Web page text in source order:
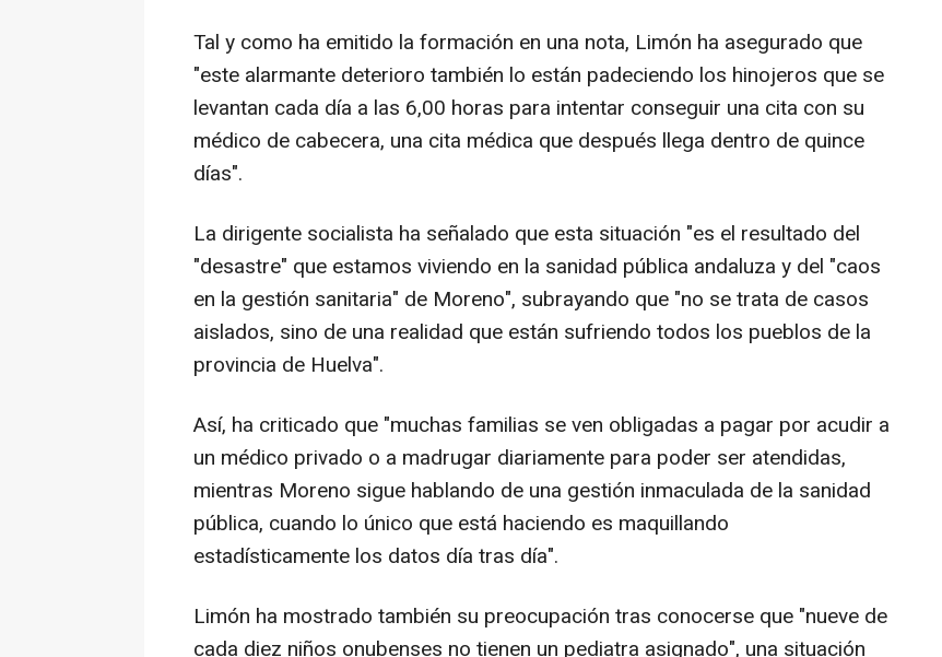
Tal y como ha emitido la formación en una nota, Limón ha asegurado que
"este alarmante deterioro también lo están padeciendo los hinojeros que se
levantan cada día a las 6,00 horas para intentar conseguir una cita con su
médico de cabecera, una cita médica que después llega dentro de quince
días".
La dirigente socialista ha señalado que esta situación "es el resultado del
"desastre" que estamos viviendo en la sanidad pública andaluza y del "caos
en la gestión sanitaria" de Moreno", subrayando que "no se trata de casos
aislados, sino de una realidad que están sufriendo todos los pueblos de la
provincia de Huelva".
Así, ha criticado que "muchas familias se ven obligadas a pagar por acudir a
un médico privado o a madrugar diariamente para poder ser atendidas,
mientras Moreno sigue hablando de una gestión inmaculada de la sanidad
pública, cuando lo único que está haciendo es maquillando
estadísticamente los datos día tras día".
Limón ha mostrado también su preocupación tras conocerse que "nueve de
cada diez niños onubenses no tienen un pediatra asignado", una situación